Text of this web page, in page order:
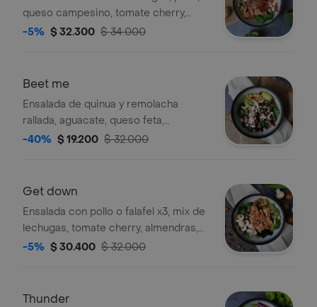
queso campesino, tomate cherry,
brócoli, pepino, huevo cocido,
-5% $ 32.300 $ 34.000
Beet me
Ensalada de quinua y remolacha
rallada, aguacate, queso feta,
zanahoria, rúgula, arándanos,
-40% $ 19.200 $ 32.000
Get down
Ensalada con pollo o falafel x3, mix de
lechugas, tomate cherry, almendras,
champiñones y aceitunas.
-5% $ 30.400 $ 32.000
Thunder